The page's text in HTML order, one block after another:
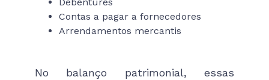
Debêntures
Contas a pagar a fornecedores
Arrendamentos mercantis
No balanço patrimonial, essas